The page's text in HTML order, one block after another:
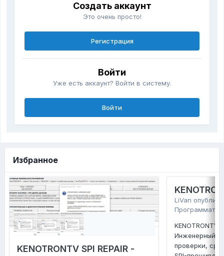
Создать аккаунт
Это очень просто!
Регистрация
Войти
Уже есть аккаунт? Войти в систему.
Войти
Избранное
KENOTRONTV SPI REPAIR -
LiVan
KENOTRONTV
Инженерный
проверки,